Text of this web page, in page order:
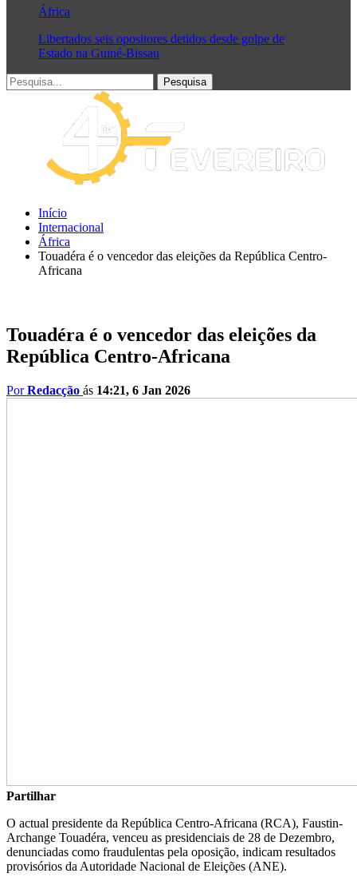
África
Libertados seis opositores detidos desde golpe de
Estado na Guiné-Bissau
Início
Internacional
África
Touadéra é o vencedor das eleições da República Centro-
Africana
Touadéra é o vencedor das eleições da
República Centro-Africana
PorRedacção ás 14:21, 6 Jan 2026
Partilhar
O actual presidente da República Centro-Africana (RCA), Faustin-
Archange Touadéra, venceu as presidenciais de 28 de Dezembro,
denunciadas como fraudulentas pela oposição, indicam resultados
provisórios da Autoridade Nacional de Eleições (ANE).